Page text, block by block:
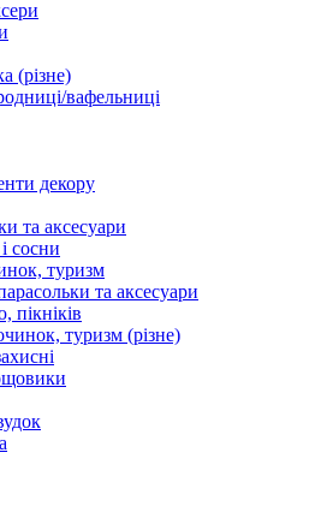
(різне)
вафельниці
декору
та аксесуари
сосни
туризм
та аксесуари
пікніків
туризм (різне)